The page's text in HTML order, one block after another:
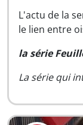
L'actu de la
le lien entre
la série
La série qui